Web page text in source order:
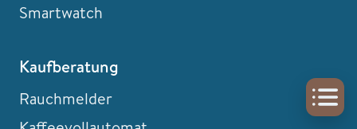
Smartwatch
Kaufberatung
Rauchmelder